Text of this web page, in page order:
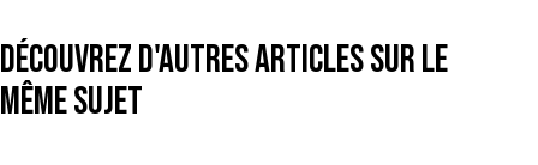
Découvrez d'autres articles sur le
même sujet